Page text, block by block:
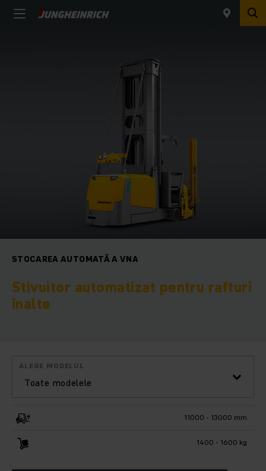
STOCAREA AUTOMATĂ A VNA
Stivuitor automatizat pentru rafturi
înalte
Toate modelele
ALEGE MODELUL
11000 - 13000 mm
1400 - 1600 kg